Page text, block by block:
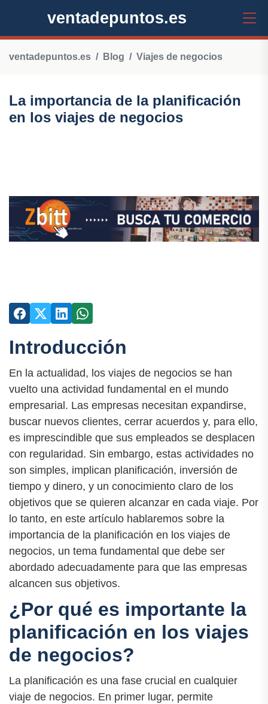
ventadepuntos.es
ventadepuntos.es Blog Viajes de negocios
La importancia de la planificación
en los viajes de negocios
Introducción
En la actualidad, los viajes de negocios se han
vuelto una actividad fundamental en el mundo
empresarial. Las empresas necesitan expandirse,
buscar nuevos clientes, cerrar acuerdos y, para ello,
es imprescindible que sus empleados se desplacen
con regularidad. Sin embargo, estas actividades no
son simples, implican planificación, inversión de
tiempo y dinero, y un conocimiento claro de los
objetivos que se quieren alcanzar en cada viaje. Por
lo tanto, en este artículo hablaremos sobre la
importancia de la planificación en los viajes de
negocios, un tema fundamental que debe ser
abordado adecuadamente para que las empresas
alcancen sus objetivos.
¿Por qué es importante la
planificación en los viajes
de negocios?
La planificación es una fase crucial en cualquier
viaje de negocios. En primer lugar, permite